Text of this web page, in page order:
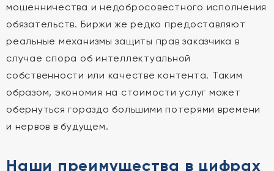
мошенничества и недобросовестного исполнения
обязательств. Биржи же редко предоставляют
реальные механизмы защиты прав заказчика в
случае спора об интеллектуальной
собственности или качестве контента. Таким
образом, экономия на стоимости услуг может
обернуться гораздо большими потерями времени
и нервов в будущем.
Наши преимущества в цифрах